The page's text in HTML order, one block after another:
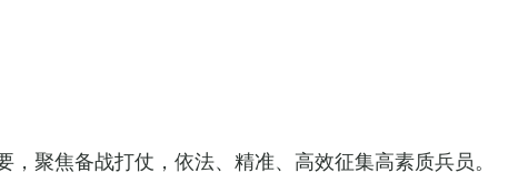
聚焦备战打仗，依法、精准、高效征集高素质兵员。